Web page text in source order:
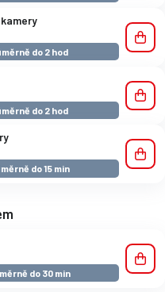
do 2 hod
do 2 hod
do 15 min
do 30 min